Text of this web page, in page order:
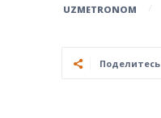
UZMETRONOM
Поделитесь